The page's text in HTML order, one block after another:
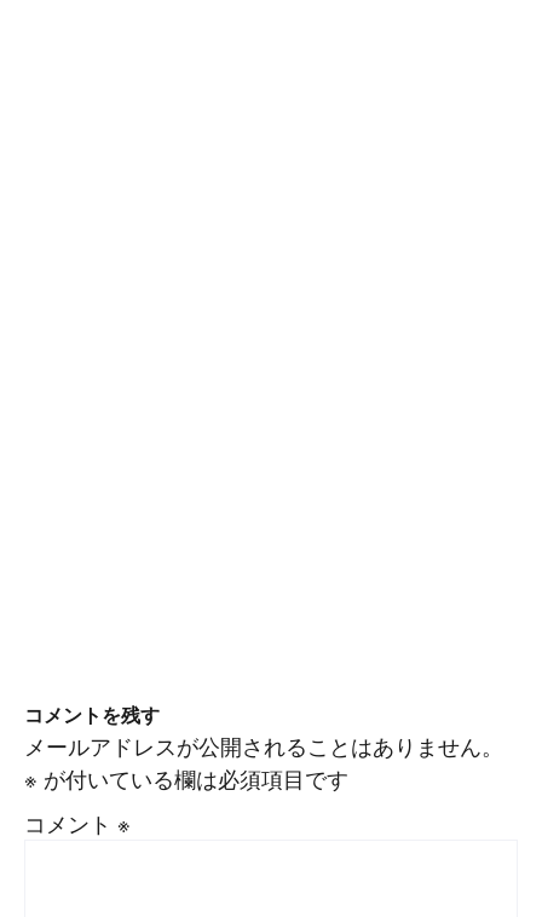
コメントを残す
メールアドレスが公開されることはありません。
※ が付いている欄は必須項目です
コメント ※